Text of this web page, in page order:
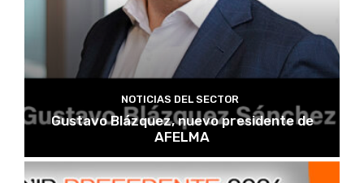
NOTICIAS DEL SECTOR
Gustavo Blázquez, nuevo presidente de
AFELMA